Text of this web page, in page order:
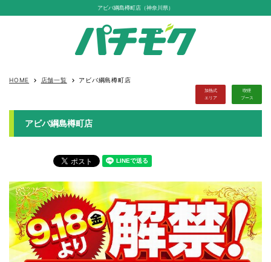
アビバ綱島樽町店（神奈川県）
HOME keyboard_arrow_right 店舗一覧 keyboard_arrow_right アビバ綱島樽町店
加熱式
エリア
喫煙
ブース
アビバ綱島樽町店